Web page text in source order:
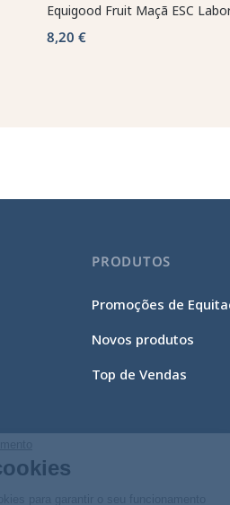
Gestão de cookies
Equigood Fruit Maçã ESC
8,20 €
PRODUTOS
Promoções de
Novos produtos
Top de Vendas